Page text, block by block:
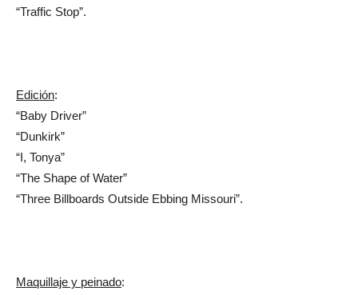
“Traffic Stop”.
Edición:
“Baby Driver”
“Dunkirk”
“I, Tonya”
“The Shape of Water”
“Three Billboards Outside Ebbing Missouri”.
Maquillaje y peinado: